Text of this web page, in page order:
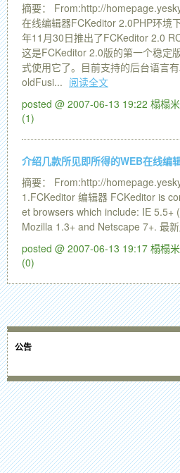
公告
摘要： From:http://
在线编辑器FCKeditor 2.0PHP环境
年11月30日推出了FCKeditor 2.0
这是FCKeditor 2.0版的第一个稳定
式使用它了。目前支持的后台语言
oldFusi... 阅读全文
posted @ 2007-06-13 19:22 榻榻米
(1)
介绍几款所见即所得的WEB在线编
摘要： From:http://
1.FCKeditor 编辑器 FCKeditor is
et browsers which include: IE 5.5+
Mozilla 1.3+ and Netscape 7+. 最
posted @ 2007-06-13 19:17 榻榻米
(0)